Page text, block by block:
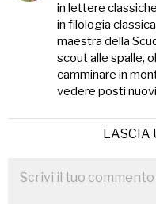
in lettere
in filologia
maestra della
scout alle spalle,
camminare in
vedere posti
LASCIA